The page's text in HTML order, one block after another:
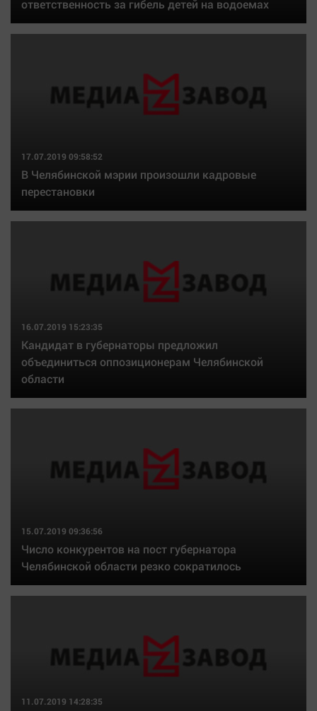
ответственность за гибель детей на водоемах
17.07.2019 09:58:52
В Челябинской мэрии произошли кадровые
перестановки
16.07.2019 15:23:35
Кандидат в губернаторы предложил
объединиться оппозиционерам Челябинской
области
15.07.2019 09:36:56
Число конкурентов на пост губернатора
Челябинской области резко сократилось
11.07.2019 14:28:35